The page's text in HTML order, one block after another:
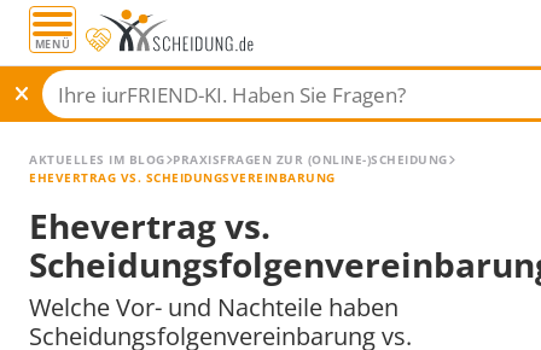
MENÜ
AKTUELLES IM BLOG PRAXISFRAGEN ZUR (ONLINE-)SCHEIDUNG
EHEVERTRAG VS. SCHEIDUNGSVEREINBARUNG
Ehevertrag vs.
Welche Vor- und Nachteile haben
Scheidungsfolgenvereinbarung vs.